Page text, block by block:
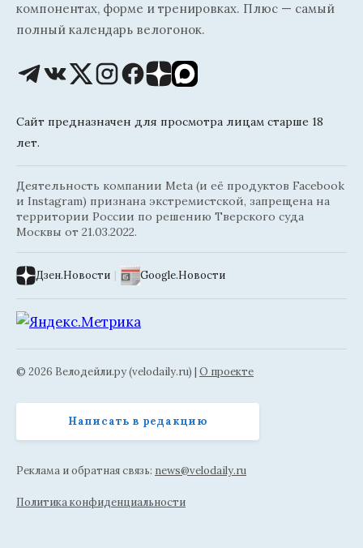
компонентах, форме и тренировках. Плюс — самый
полный календарь велогонок.
Сайт предназначен для просмотра лицам старше 18
лет.
Деятельность компании Meta (и её продуктов Facebook
и Instagram) признана экстремистской, запрещена на
территории России по решению Тверского суда
Москвы от 21.03.2022.
Дзен.Новости | Google.Новости
© 2026 Велодейли.ру (velodaily.ru) | О проекте
Написать в редакцию
Реклама и обратная связь: news@velodaily.ru
Политика конфиденциальности